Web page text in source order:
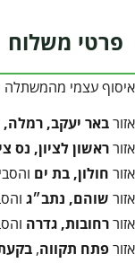
פרטי משלוח
איסוף עצמי מהמשתלה
אזורבאר יעקב, רמלה,
אזורראשון לציון, נס
אזור חולון, בת ים
אזור שוהם, נתב״ג
אזוררחובות, גדרה
אזורפתח תקווה,